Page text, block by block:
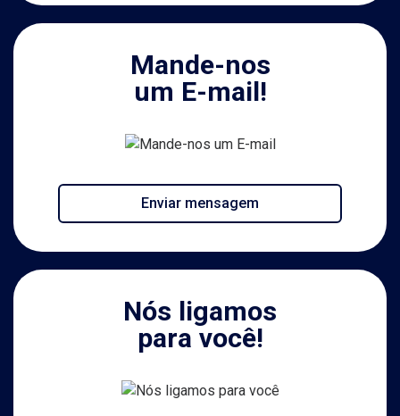
Mande-nos
um E-mail!
Enviar mensagem
Nós ligamos
para você!